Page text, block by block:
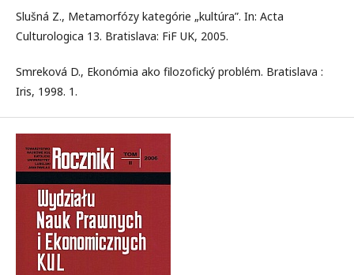
Slušná Z., Metamorfózy kategórie „kultúra”. In: Acta
Culturologica 13. Bratislava: FiF UK, 2005.
Smreková D., Ekonómia ako filozofický problém. Bratislava :
Iris, 1998. 1.